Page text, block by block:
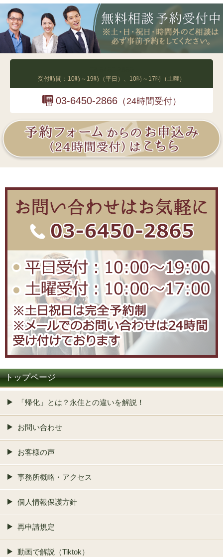
受付時間：10時～19時（平日）、10時～17時（土曜）
03-6450-2866（24時間受付）
トップページ
「帰化」とは？永住との違いを解説！
お問い合わせ
お客様の声
事務所概略・アクセス
個人情報保護方針
再申請規定
動画で解説（Tiktok）